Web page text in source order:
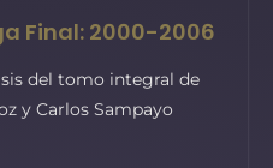
Final: 2000-2006
del tomo integral de
y Carlos Sampayo